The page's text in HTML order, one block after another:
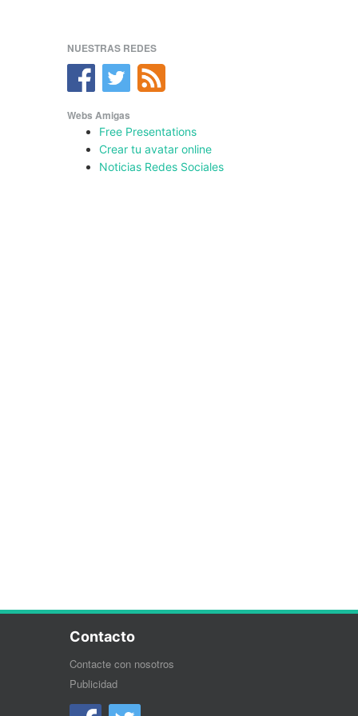
NUESTRAS REDES
Webs Amigas
Free Presentations
Crear tu avatar online
Noticias Redes Sociales
Contacto
Contacte con nosotros
Publicidad